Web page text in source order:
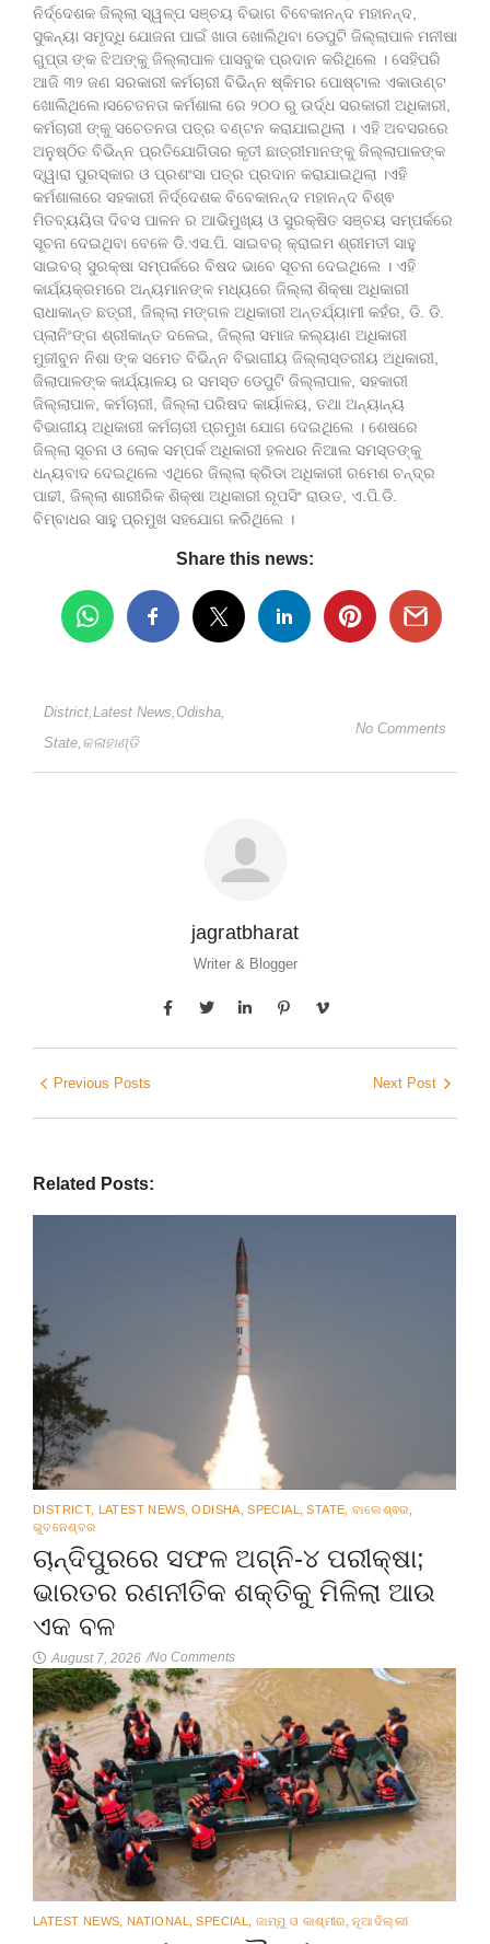
ନିର୍ଦ୍ଦେଶକ ଜିଲ୍ଲା ସ୍ୱଳ୍ପ ସଞ୍ଚୟ ବିଭାଗ ବିବେକାନନ୍ଦ ମହାନନ୍ଦ,
ସୁକନ୍ୟା ସମୃଦ୍ଧି ଯୋଜନା ପାଇଁ ଖାତା ଖୋଲିଥିବା ଡେପୁଟି ଜିଲ୍ଲାପାଳ ମନୀଷା
ଗୁପ୍ତା ଙ୍କ ଝିଅଙ୍କୁ ଜିଲ୍ଲାପାଳ ପାସବୁକ ପ୍ରଦାନ କରିଥିଲେ । ସେହିପରି
ଆଜି ୩୨ ଜଣ ସରକାରୀ କର୍ମଚାରୀ ବିଭିନ୍ନ ଷ୍କିମର ପୋଷ୍ଟାଲ ଏକାଉଣ୍ଟ
ଖୋଲିଥିଲେ।ସଚେତନତା କର୍ମଶାଳା ରେ ୨୦୦ ରୁ ଉର୍ଦ୍ଧ ସରକାରୀ ଅଧିକାରୀ,
କର୍ମଚାରୀ ଙ୍କୁ ସଚେତନତା ପତ୍ର ବଣ୍ଟନ କରାଯାଇଥିଲା । ଏହି ଅବସରରେ
ଅନୁଷ୍ଠିତ ବିଭିନ୍ନ ପ୍ରତିଯୋଗିତାର କୃତୀ ଛାତ୍ରୀମାନଙ୍କୁ ଜିଲ୍ଲାପାଳଙ୍କ
ଦ୍ୱାରା ପୁରସ୍କାର ଓ ପ୍ରଶଂସା ପତ୍ର ପ୍ରଦାନ କରାଯାଇଥିଲା ।ଏହି
କର୍ମଶାଳାରେ ସହକାରୀ ନିର୍ଦ୍ଦେଶକ ବିବେକାନନ୍ଦ ମହାନନ୍ଦ ବିଶ୍ଵ
ମିତବ୍ୟୟିତା ଦିବସ ପାଳନ ର ଆଭିମୁଖ୍ୟ ଓ ସୁରକ୍ଷିତ ସଞ୍ଚୟ ସମ୍ପର୍କରେ
ସୂଚନା ଦେଇଥିବା ବେଳେ ଡି.ଏସ.ପି. ସାଇବର୍ କ୍ରାଇମ ଶ୍ରୀମତୀ ସାହୁ
ସାଇବର୍ ସୁରକ୍ଷା ସମ୍ପର୍କରେ ବିଷଦ ଭାବେ ସୂଚନା ଦେଇଥିଲେ । ଏହି
କାର୍ଯ୍ୟକ୍ରମରେ ଅନ୍ୟମାନଙ୍କ ମଧ୍ୟରେ ଜିଲ୍ଲା ଶିକ୍ଷା ଅଧିକାରୀ
ରାଧାକାନ୍ତ ଛତ୍ରୀ, ଜିଲ୍ଲା ମଙ୍ଗଳ ଅଧିକାରୀ ଅନ୍ତର୍ଯ୍ୟାମୀ କହଁର, ଡି. ଡି.
ପ୍ଲାନିଂଙ୍ଗ ଶ୍ରୀକାନ୍ତ ଦଳେଇ, ଜିଲ୍ଲା ସମାଜ କଲ୍ୟାଣ ଅଧିକାରୀ
ମୁଜୀବୁନ ନିଶା ଙ୍କ ସମେତ ବିଭିନ୍ନ ବିଭାଗୀୟ ଜିଲ୍ଲାସ୍ତରୀୟ ଅଧିକାରୀ,
ଜିଲାପାଳଙ୍କ କାର୍ଯ୍ୟାଳୟ ର ସମସ୍ତ ଡେପୁଟି ଜିଲ୍ଲାପାଳ, ସହକାରୀ
ଜିଲ୍ଲାପାଳ, କର୍ମଚାରୀ, ଜିଲ୍ଲା ପରିଷଦ କାର୍ୟାଳୟ, ତଥା ଅନ୍ୟାନ୍ୟ
ବିଭାଗୀୟ ଅଧିକାରୀ କର୍ମଚାରୀ ପ୍ରମୁଖ ଯୋଗ ଦେଇଥିଲେ । ଶେଷରେ
ଜିଲ୍ଲା ସୂଚନା ଓ ଲୋକ ସମ୍ପର୍କ ଅଧିକାରୀ ହଳଧର ନିଆଲ ସମସ୍ତଙ୍କୁ
ଧନ୍ୟବାଦ ଦେଇଥିଲେ ଏଥିରେ ଜିଲ୍ଲା କ୍ରିଡା ଅଧିକାରୀ ରମେଶ ଚନ୍ଦ୍ର
ପାଢୀ, ଜିଲ୍ଲା ଶାରୀରିକ ଶିକ୍ଷା ଅଧିକାରୀ ରୂପସିଂ ରାଉତ, ଏ.ପି.ଡି.
ବିମ୍ବାଧର ସାହୁ ପ୍ରମୁଖ ସହଯୋଗ କରିଥିଲେ ।
Share this news:
District,Latest News,Odisha,
State, କଳାହାଣ୍ଡି
No Comments
jagratbharat
Writer & Blogger
Previous Posts Next Post
Related Posts:
DISTRICT, LATEST NEWS ODISHA SPECIAL STATE ବାଲେଶ୍ଵର
ଭୁବନେଶ୍ବର
ଚାନ୍ଦିପୁରରେ ସଫଳ ଅଗ୍ନି-୪ ପରୀକ୍ଷା;
ଭାରତର ରଣନୀତିକ ଶକ୍ତିକୁ ମିଳିଲା ଆଉ
ଏକ ବଳ
August 7, 2026 /No Comments
LATEST NEWS NATIONAL SPECIAL ଜାମ୍ମୁ ଓ କାଶ୍ମୀର ନୂଆଦିଲ୍ଲୀ